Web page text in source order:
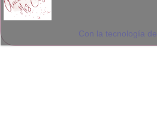
Con la tecnología de